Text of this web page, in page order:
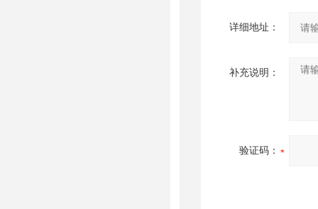
详细地址：
补充说明：
验证码：